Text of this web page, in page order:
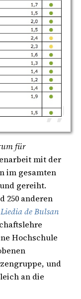
für
mit der
im gesamten
gereiht.
250 anderen
de Bulsan
Hochschule
und
an die